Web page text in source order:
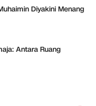
Diyakini Menang
Antara Ruang